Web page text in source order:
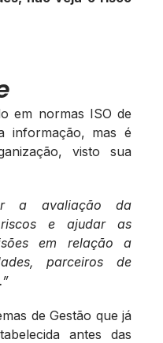
em normas ISO de
informação, mas é
visto sua
a avaliação da
e ajudar as
em relação a
parceiros de
de Gestão que já
antes das